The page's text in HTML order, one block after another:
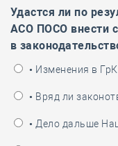
Удастся ли по
АСО ПОСО внести
в
• Изменения в
• Вряд ли
• Дело дальше